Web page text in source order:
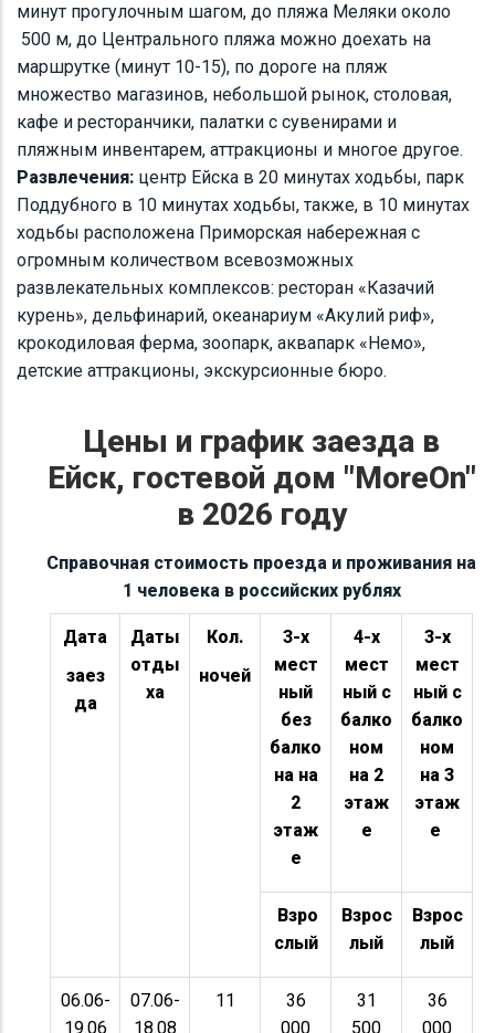
минут прогулочным шагом, до пляжа Меляки около
500 м, до Центрального пляжа можно доехать на
маршрутке (минут 10-15), по дороге на пляж
множество магазинов, небольшой рынок, столовая,
кафе и ресторанчики, палатки с сувенирами и
пляжным инвентарем, аттракционы и многое другое.
Развлечения: центр Ейска в 20 минутах ходьбы, парк
Поддубного в 10 минутах ходьбы, также, в 10 минутах
ходьбы расположена Приморская набережная с
огромным количеством всевозможных
развлекательных комплексов: ресторан «Казачий
курень», дельфинарий, океанариум «Акулий риф»,
крокодиловая ферма, зоопарк, аквапарк «Немо»,
детские аттракционы, экскурсионные бюро.
Цены и график заезда в
Ейск, гостевой дом "MoreOn"
в 2026 году
Справочная стоимость проезда и проживания на
1 человека в российских рублях
Дата
заез
да
Даты
отды
ха
Кол.
ночей
3-х
мест
ный
без
балко
на на
2
этаж
е
4-х
мест
ный с
балко
ном
на 2
этаж
е
3-х
мест
ный с
балко
ном
на 3
этаж
е
Взро
слый
Взрос
лый
Взрос
лый
06.06-
19.06
07.06-
18.08
11
36
000
31
500
36
000